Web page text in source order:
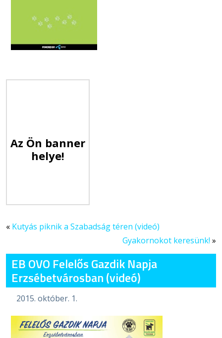
Az Ön banner
helye!
« Kutyás piknik a Szabadság téren (videó)
Gyakornokot keresünk! »
EB OVO Felelős Gazdik Napja
Erzsébetvárosban (videó)
2015. október. 1.